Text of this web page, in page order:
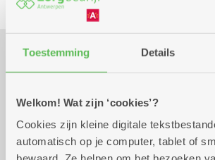
Toestemming Details
Welkom! Wat zijn ‘cookies’?
Cookies zijn kleine digitale
automatisch op je computer, tablet of
Praktisch
donderdag 15 oktober
2026
uur